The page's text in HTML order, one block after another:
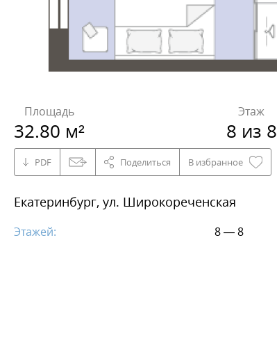
Площадь
32.80 м²
Этаж
8 из 8
PDF Поделиться В избранное
Екатеринбург, ул. Широкореченская
Этажей: 8 — 8